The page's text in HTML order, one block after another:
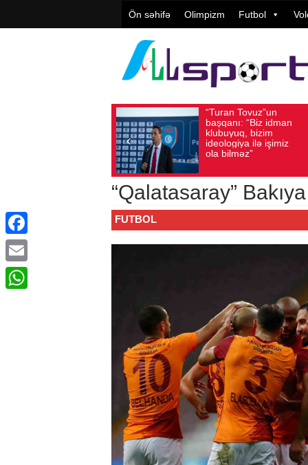
Ön səhifə Olimpizm Futbol
başqanı: “Biz idman
klubuyuq, bizim
ideologiya ilə işimiz
ola bilməz”
Vüqar
yüksək
Avqust 05, 2026
“Qalatasaray”
FUTBOL
Facebook
Email